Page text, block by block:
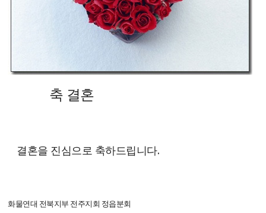
축 결혼
결혼을 진심으로 축하드립니다.
화물연대 전북지부 전주지회 정읍분회